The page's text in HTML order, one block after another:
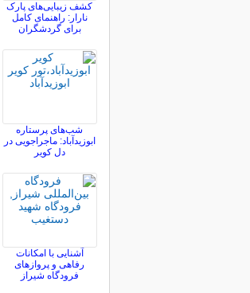
کشف زیبایی‌های پارک
نارار: راهنمای کامل
برای گردشگران
شب‌های پرستاره
ابوزیدآباد: ماجراجویی در
دل کویر
آشنایی با امکانات
رفاهی و پروازهای
فرودگاه شیراز